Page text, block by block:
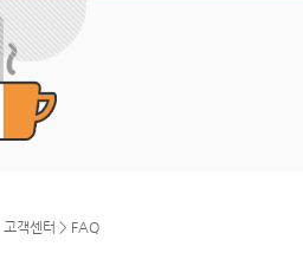
고객센터 > FAQ